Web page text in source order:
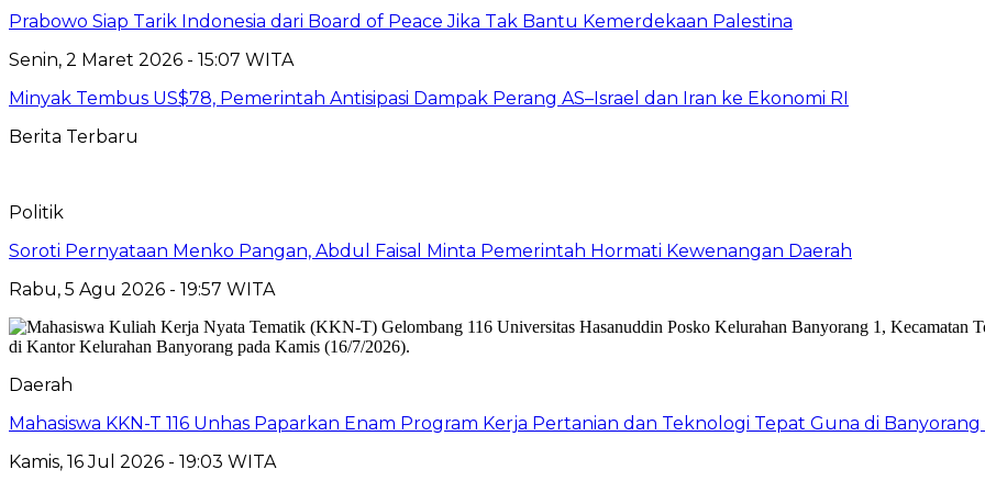
Prabowo Siap Tarik Indonesia dari Board of Peace Jika Tak Bantu Kemerdekaan Palestina
Senin, 2 Maret 2026 - 15:07 WITA
Minyak Tembus US$78, Pemerintah Antisipasi Dampak Perang AS–Israel dan Iran ke Ekonomi RI
Berita Terbaru
Politik
Soroti Pernyataan Menko Pangan, Abdul Faisal Minta Pemerintah Hormati Kewenangan Daerah
Rabu, 5 Agu 2026 - 19:57 WITA
Daerah
Mahasiswa KKN-T 116 Unhas Paparkan Enam Program Kerja Pertanian dan Teknologi Tepat Guna di Banyorang
Kamis, 16 Jul 2026 - 19:03 WITA